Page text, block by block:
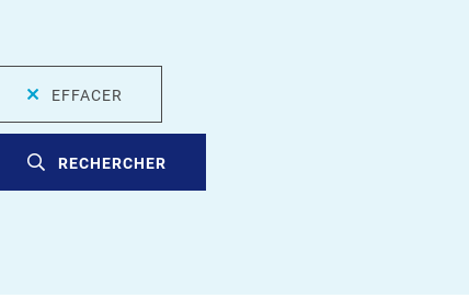
EFFACER
RECHERCHER